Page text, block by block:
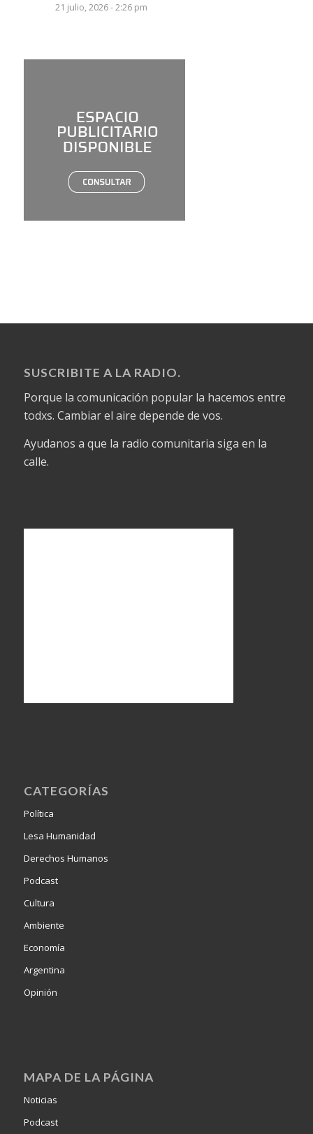
21 julio, 2026 - 2:26 pm
SUSCRIBITE A LA RADIO.
Porque la comunicación popular la hacemos entre
todxs. Cambiar el aire depende de vos.
Ayudanos a que la radio comunitaria siga en la
calle.
CATEGORÍAS
Política
Lesa Humanidad
Derechos Humanos
Podcast
Cultura
Ambiente
Economía
Argentina
Opinión
MAPA DE LA PÁGINA
Noticias
Podcast